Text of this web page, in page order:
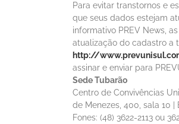
Para evitar transtornos e
que seus dados estejam
informativo PREV News,
atualização do cadastro a
http://
assinar e enviar para
Sede Tubarão
Centro de Convivências
de Menezes, 400, sala 10 |
Fones: (48) 3622-2113 ou